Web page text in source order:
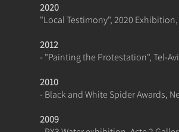
2020
"Local Testimony", 2020 Exhibition,
2012
- "Painting the Protestation", Tel-
2010
- Black and White Spider Awards,
2009